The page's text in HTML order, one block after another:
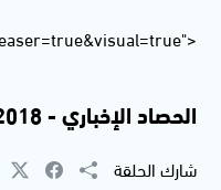
الحصاد الإخباري - 27.9.2018 | جاكي خوري
شارك الحلقة